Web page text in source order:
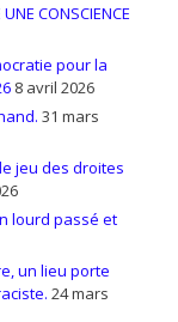
CONSCIENCE
pour la
8 avril 2026
31 mars
jeu des droites
lourd passé et
un lieu porte
24 mars